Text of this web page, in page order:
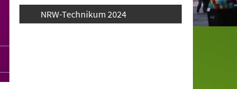
NRW-Technikum 2024